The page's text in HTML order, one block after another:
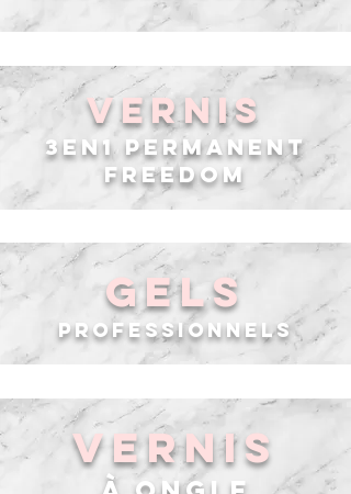
VERNIS
3en1 PERMANENT
FREEDOM
GELS
professionnels
vernis